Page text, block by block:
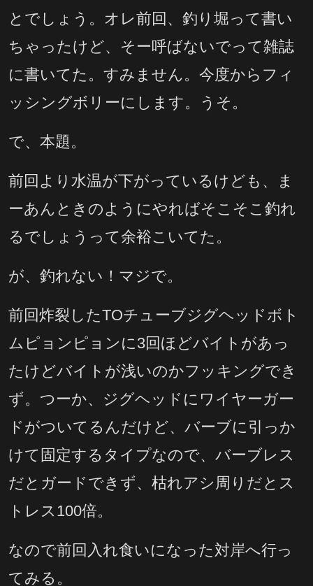
とでしょう。オレ前回、釣り堀って書い
ちゃったけど、そー呼ばないでって雑誌
に書いてた。すみません。今度からフィ
ッシングボリーにします。うそ。
で、本題。
前回より水温が下がっているけども、ま
ーあんときのようにやればそこそこ釣れ
るでしょうって余裕こいてた。
が、釣れない！マジで。
前回炸裂したTOチューブジグヘッドボト
ムピョンピョンに3回ほどバイトがあっ
たけどバイトが浅いのかフッキングでき
ず。つーか、ジグヘッドにワイヤーガー
ドがついてるんだけど、バーブに引っか
けて固定するタイプなので、バーブレス
だとガードできず、枯れアシ周りだとス
トレス100倍。
なので前回入れ食いになった対岸へ行っ
てみる。